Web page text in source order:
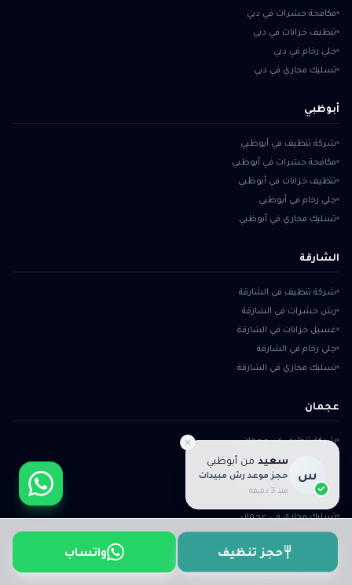
س
سعيد من أبوظبي
حجز موعد رش مبيدات
منذ 3 دقيقة
مكافحة حشرات في دبي
تنظيف خزانات في دبي
جلي رخام في دبي
تسليك مجاري في دبي
أبوظبي
شركة تنظيف في أبوظبي
مكافحة حشرات في أبوظبي
تنظيف خزانات في أبوظبي
جلي رخام في أبوظبي
تسليك مجاري في أبوظبي
الشارقة
شركة تنظيف في الشارقة
رش حشرات في الشارقة
غسيل خزانات في الشارقة
جلي رخام في الشارقة
تسليك مجاري في الشارقة
عجمان
شركة تنظيف في عجمان
مكافحة حشرات في عجمان
تنظيف خزانات في عجمان
جلي رخام في عجمان
تسليك مجاري في عجمان
رأس الخيمةحجز تنظيف واتساب